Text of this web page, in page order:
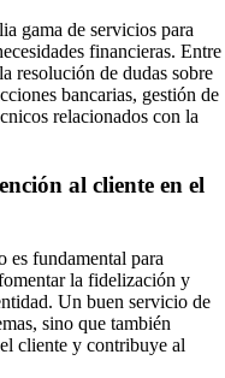
gama de servicios para
financieras. Entre
resolución de dudas sobre
bancarias, gestión de
relacionados con la
al cliente en el
es fundamental para
la fidelización y
Un buen servicio de
sino que también
cliente y contribuye al